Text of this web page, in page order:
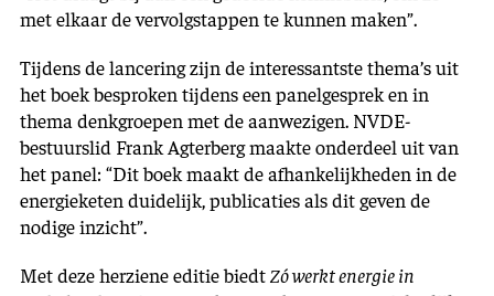
met elkaar de vervolgstappen te kunnen maken”.
Tijdens de lancering zijn de interessantste thema’s uit
het boek besproken tijdens een panelgesprek en in
thema denkgroepen met de aanwezigen. NVDE-
bestuurslid Frank Agterberg maakte onderdeel uit van
het panel: “Dit boek maakt de afhankelijkheden in de
energieketen duidelijk, publicaties als dit geven de
nodige inzicht”.
Met deze herziene editie biedtZó werkt energie in